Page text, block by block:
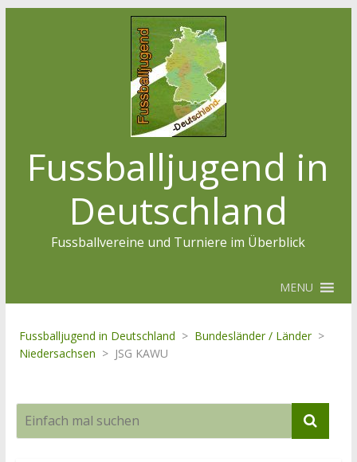
Fussballjugend in
Deutschland
Fussballvereine und Turniere im Überblick
MENU
Fussballjugend in Deutschland > Bundesländer / Länder >
Niedersachsen > JSG KAWU